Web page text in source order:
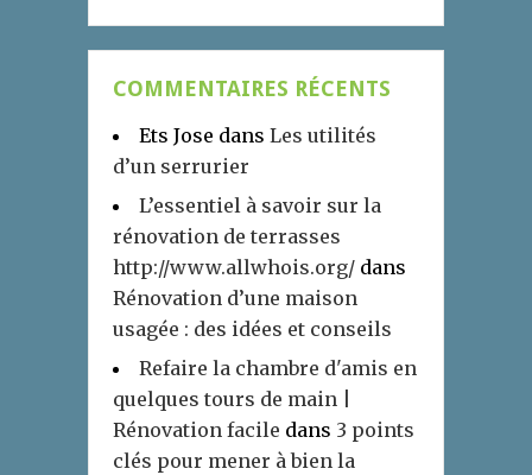
COMMENTAIRES RÉCENTS
Ets Jose dans Les utilités
d’un serrurier
L’essentiel à savoir sur la
rénovation de terrasses
http://www.allwhois.org/ dans
Rénovation d’une maison
usagée : des idées et conseils
Refaire la chambre d'amis en
quelques tours de main |
Rénovation facile dans 3 points
clés pour mener à bien la